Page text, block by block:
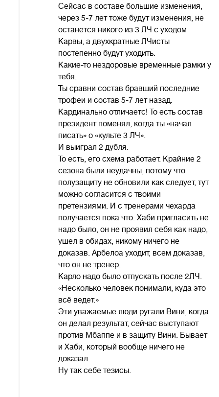
Сейсас в составе большие изменения,
через 5-7 лет тоже будут изменения, не
останется никого из 3 ЛЧ с уходом
Карвы, а двухкратные ЛЧисты
постепенно будут уходить.
Какие-то нездоровые временные рамки у
тебя.
Ты сравни состав бравший последние
трофеи и состав 5-7 лет назад.
Кардинально отличаетс! То есть состав
президент поменял, когда ты «начал
писать» о «культе 3 ЛЧ».
И выиграл 2 дубля.
То есть, его схема работает. Крайние 2
сезона были неудачны, потому что
полузащиту не обновили как следует, тут
можно согласится с твоими
претензиями. И с тренерами чехарда
получается пока что. Хаби пригласить не
надо было, он не проявил себя как надо,
ушел в обидах, никому ничего не
доказав. Арбелоа уходит, всем доказав,
что он не тренер.
Карло надо было отпускать после 2ЛЧ.
«Несколько человек понимали, куда это
всё ведет.»
Эти уважаемые люди ругали Вини, когда
он делал результат, сейчас выступают
против Мбаппе и в защиту Вини. Бывает
и Хаби, который вообще ничего не
доказал.
Ну так себе тезисы.